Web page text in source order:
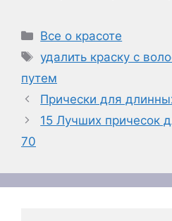
Рубрики
Все о красоте
Метки
удалить краску с
путем
Прически для
15 Лучших причесок
70